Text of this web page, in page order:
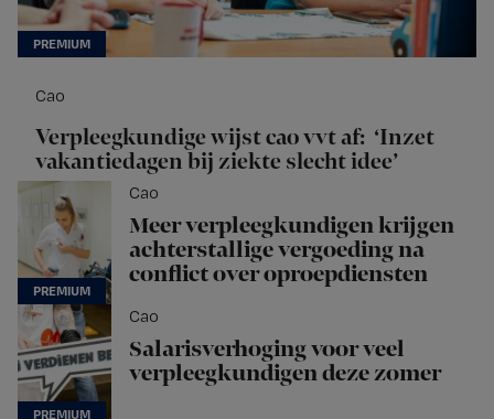
Cao
Verpleegkundige wijst cao vvt af: ‘Inzet
vakantiedagen bij ziekte slecht idee’
Cao
Meer verpleegkundigen krijgen
achterstallige vergoeding na
conflict over oproepdiensten
Cao
Salarisverhoging voor veel
verpleegkundigen deze zomer